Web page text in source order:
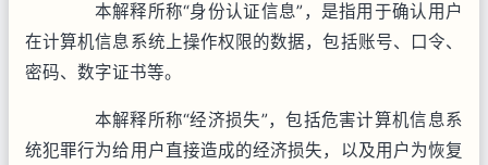
本解释所称“身份认证信息”，是指用于确认用户
在计算机信息系统上操作权限的数据，包括账号、口令、
密码、数字证书等。
本解释所称“经济损失”，包括危害计算机信息系
统犯罪行为给用户直接造成的经济损失，以及用户为恢复